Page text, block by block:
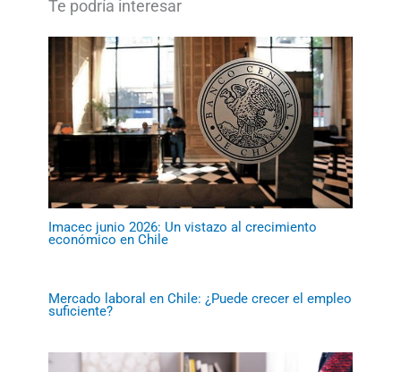
Imacec junio 2026: Un vistazo al crecimiento
económico en Chile
Mercado laboral en Chile: ¿Puede crecer el empleo
suficiente?